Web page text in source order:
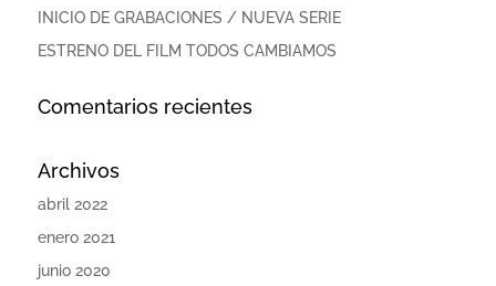
INICIO DE GRABACIONES / NUEVA SERIE
ESTRENO DEL FILM TODOS CAMBIAMOS
Comentarios recientes
Archivos
abril 2022
enero 2021
junio 2020